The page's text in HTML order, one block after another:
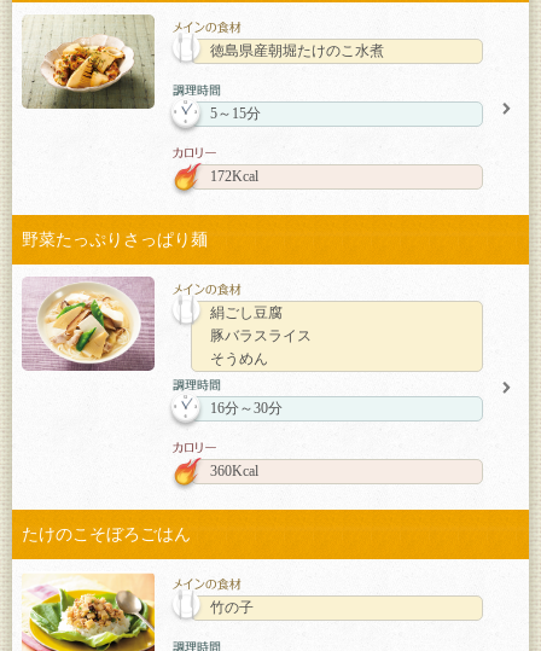
徳島県産朝堀たけのこ水煮
5～15分
172Kcal
野菜たっぷりさっぱり麺
絹ごし豆腐
豚バラスライス
そうめん
16分～30分
360Kcal
たけのこそぼろごはん
竹の子